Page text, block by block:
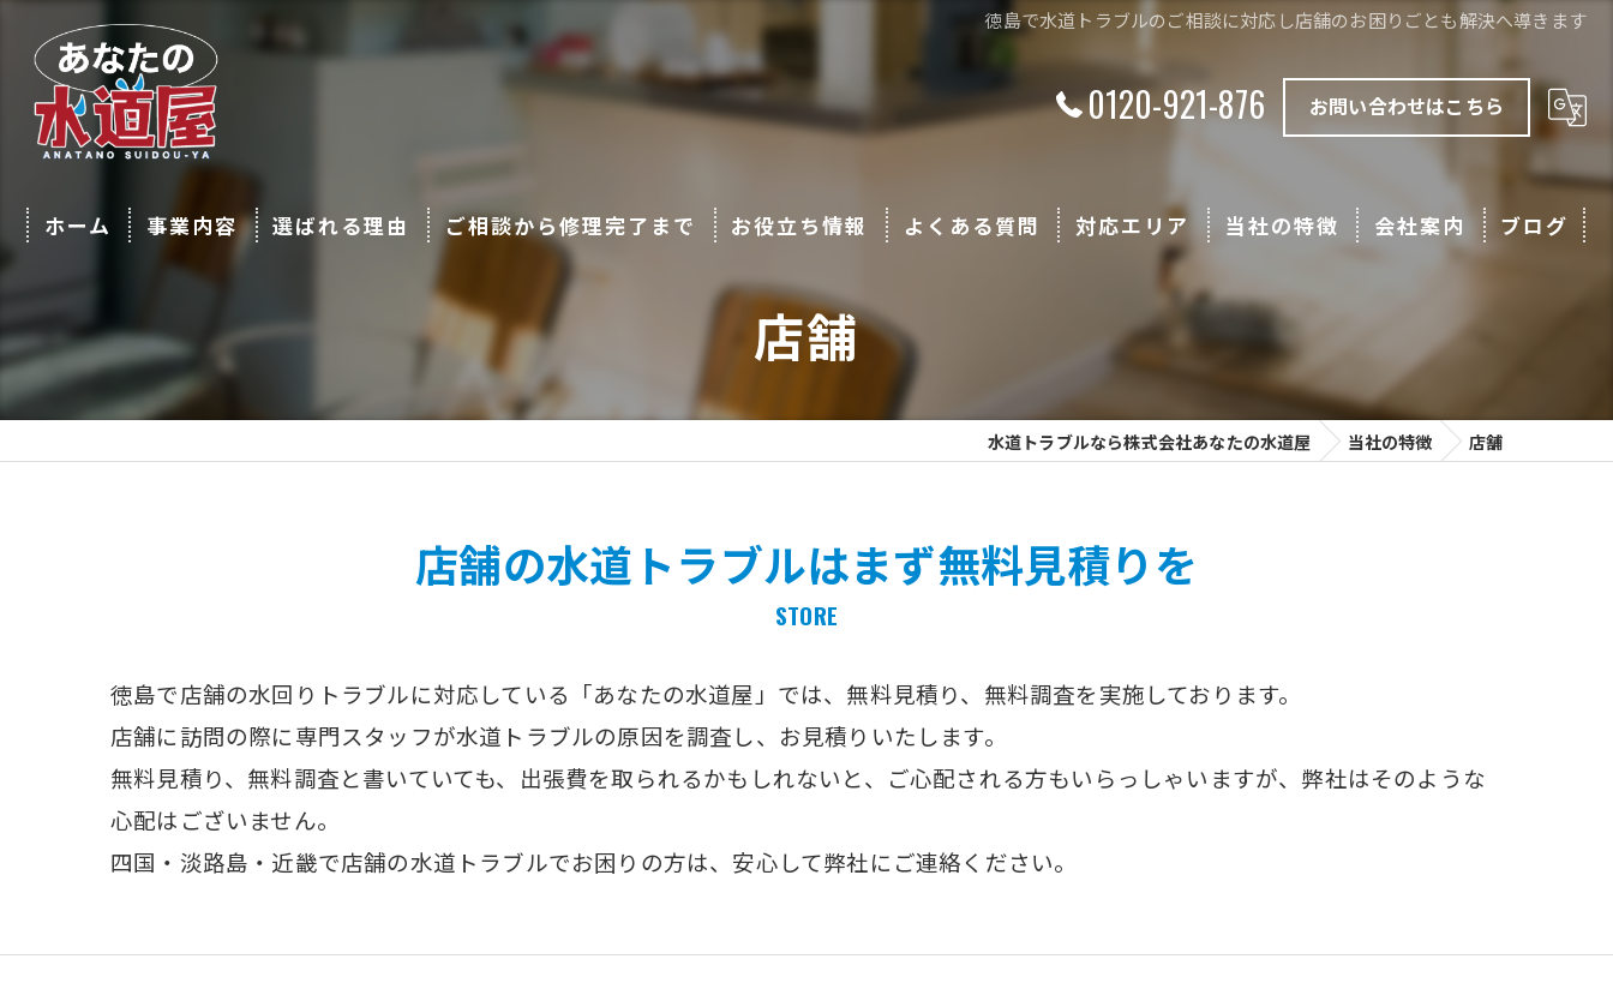
徳島で水道トラブルのご相談に対応し店舗のお困りごとも解決へ導きます
0120-921-876 お問い合わせはこちら
ホーム 事業内容 選ばれる理由 ご相談から修理完了まで お役立ち情報 よくある質問 対応エリア
四国・淡路島
当社の特徴
戸建て
マンション
店舗
会社案内 ブログ
店舗
水道トラブルなら株式会社あなたの水道屋 当社の特徴 店舗
店舗の水道トラブルはまず無料見積りを
STORE
徳島で店舗の水回りトラブルに対応している「あなたの水道屋」では、無料見積り、無料調査を実施しております。
店舗に訪問の際に専門スタッフが水道トラブルの原因を調査し、お見積りいたします。
無料見積り、無料調査と書いていても、出張費を取られるかもしれないと、ご心配される方もいらっしゃいますが、弊社はそのような
心配はございません。
四国・淡路島・近畿で店舗の水道トラブルでお困りの方は、安心して弊社にご連絡ください。